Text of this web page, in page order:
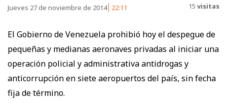
Jueves 27 de noviembre de 2014 22:11 15 visitas
El Gobierno de Venezuela prohibió hoy el despegue de
pequeñas y medianas aeronaves privadas al iniciar una
operación policial y administrativa antidrogas y
anticorrupción en siete aeropuertos del país, sin fecha
fija de término.